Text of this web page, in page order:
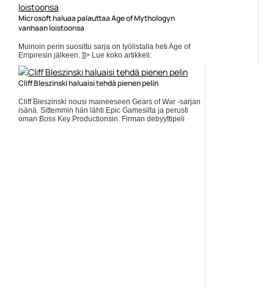
Yleinen
Microsoft haluaa palauttaa Age of Mythologyn
vanhaan loistoonsa
Muinoin perin suosittu sarja on työlistalla heti Age of
Empiresin jälkeen. ]]> Lue koko artikkeli:
https://www.gamereactor.fi/uutiset/658443/
rs=rss...
Yleinen
Cliff Bleszinski haluaisi tehdä pienen pelin
Cliff Bleszinski nousi maineeseen Gears of War -sarjan
isänä. Sittemmin hän lähti Epic Gamesilta ja perusti
oman Boss Key Productionsin. Firman debyyttipeli